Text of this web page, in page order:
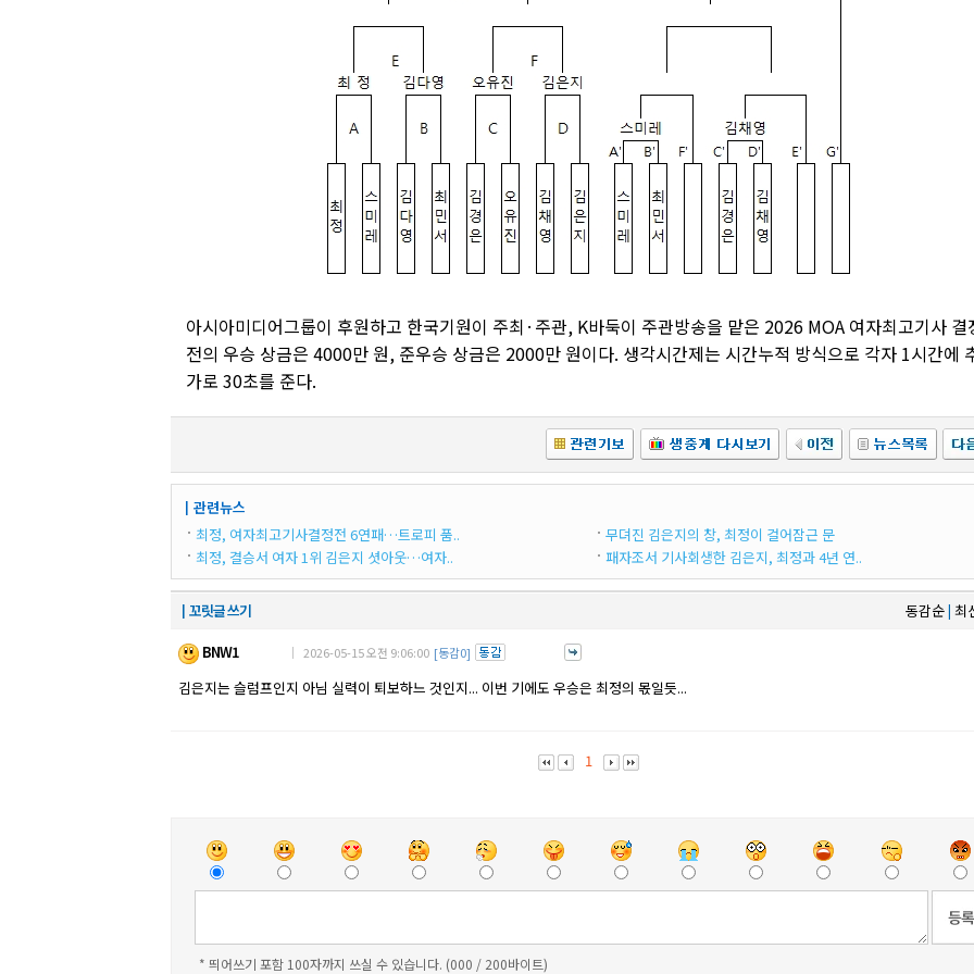
아시아미디어그룹이 후원하고 한국기원이 주최·주관, K바둑이 주관방송을 맡은 2026 MOA 여자최고기사 결
전의 우승 상금은 4000만 원, 준우승 상금은 2000만 원이다. 생각시간제는 시간누적 방식으로 각자 1시간에
가로 30초를 준다.
┃관련뉴스
최정, 여자최고기사결정전 6연패…트로피 품..
최정, 결승서 여자 1위 김은지 셧아웃…여자..
무뎌진 김은지의 창, 최정이 걸어잠근 문
패자조서 기사회생한 김은지, 최정과 4년 연..
┃꼬릿글 쓰기 동감순| 최
BNW1
｜ 2026-05-15 오전 9:06:00 [동감0]
김은지는 슬럼프인지 아님 실력이 퇴보하느 것인지... 이번 기에도 우승은 최정의 몫일듯...
1
* 띄어쓰기 포함 100자까지 쓰실 수 있습니다. (000 / 200바이트)